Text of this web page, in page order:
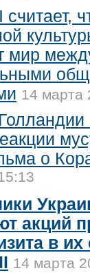
мир
14 марта
о
акций
в их
14 марта